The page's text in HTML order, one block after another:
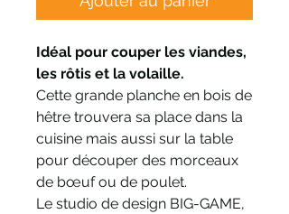
Idéal pour couper les viandes,
les rôtis et la volaille.
Cette grande planche en bois de
hêtre trouvera sa place dans la
cuisine mais aussi sur la table
pour découper des morceaux
de bœuf ou de poulet.
Le studio de design BIG-GAME,